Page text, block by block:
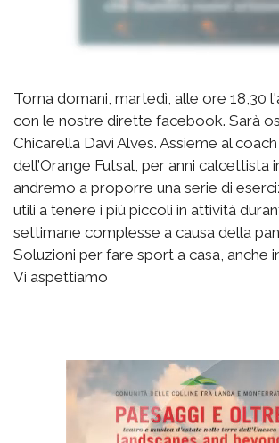
Torna domani, martedì, alle ore 18,30
con le nostre dirette facebook. Sarà
Chicarella Davì Alves. Assieme al
dell’Orange Futsal, per anni calcettista
andremo a proporre una serie di
utili a tenere i più piccoli in attività
settimane complesse a causa della
Soluzioni per fare sport a casa, anche
Vi aspettiamo